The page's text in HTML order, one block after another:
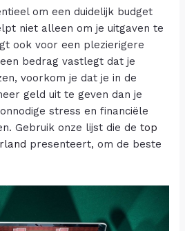
om een duidelijk budget
niet alleen om je uitgaven te
ook voor een plezierigere
bedrag vastlegt dat je
voorkom je dat je in de
geld uit te geven dan je
stress en financiële
Gebruik onze lijst die detop
presenteert, om de beste